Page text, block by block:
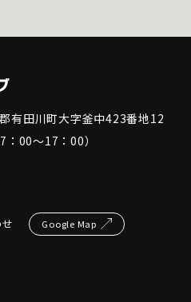
田川町大字釜中423番地12
7：00～17：00）
Google Map